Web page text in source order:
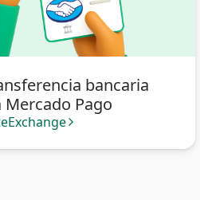
bancaria
Mercado Pago
arrow_forward_ios